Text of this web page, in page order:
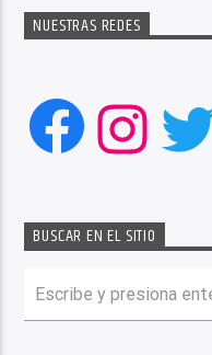
NUESTRAS REDES
BUSCAR EN EL SITIO